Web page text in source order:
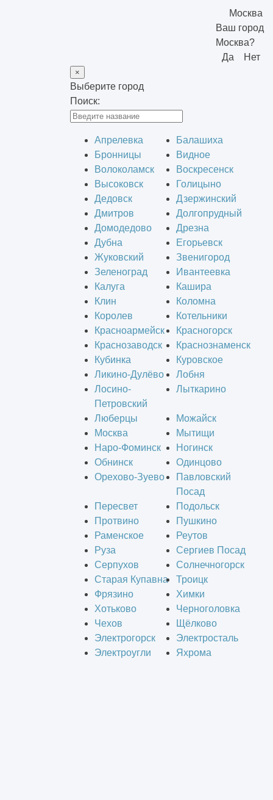
Москва
Ваш город
Москва?
Да
Нет
×
Выберите город
Поиск:
Апрелевка
Балашиха
Бронницы
Видное
Волоколамск
Воскресенск
Высоковск
Голицыно
Дедовск
Дзержинский
Дмитров
Долгопрудный
Домодедово
Дрезна
Дубна
Егорьевск
Жуковский
Звенигород
Зеленоград
Ивантеевка
Калуга
Кашира
Клин
Коломна
Королев
Котельники
Красноармейск
Красногорск
Краснозаводск
Краснознаменск
Кубинка
Куровское
Ликино-Дулёво
Лобня
Лосино-
Петровский
Лыткарино
Люберцы
Можайск
Москва
Мытищи
Наро-Фоминск
Ногинск
Обнинск
Одинцово
Орехово-Зуево
Павловский
Посад
Пересвет
Подольск
Протвино
Пушкино
Раменское
Реутов
Руза
Сергиев Посад
Серпухов
Солнечногорск
Старая Купавна
Троицк
Фрязино
Химки
Хотьково
Черноголовка
Чехов
Щёлково
Электрогорск
Электросталь
Электроугли
Яхрома